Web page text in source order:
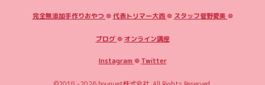
完全無添加手作りおやつ ❁代表トリマー大西❁ スタッフ菅野愛美 ❁
ブログ❁ オンライン講座
Instagram ❁Twitter